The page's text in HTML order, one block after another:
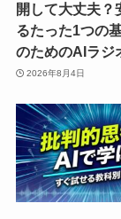
開して大丈夫？
るたった1つの
のためのAIラジ
2026年8月4日